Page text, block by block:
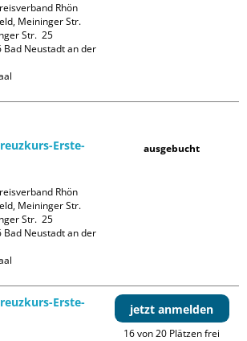
Rhön
Meininger Str.
Str.  25
Bad Neustadt an der
Erste-
Rhön
Meininger Str.
Str.  25
Bad Neustadt an der
ausgebucht
Erste-
jetzt anmelden
16 von 20 Plätzen frei